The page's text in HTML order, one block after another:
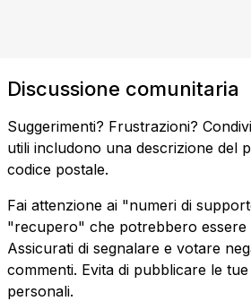
Discussione comunitaria
Suggerimenti? Frustrazioni?
utili includono una descrizione del
codice postale.
Fai attenzione ai "numeri di
"recupero" che potrebbero essere
Assicurati di segnalare e votare
commenti. Evita di pubblicare le
personali.